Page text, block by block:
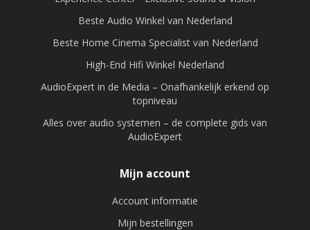
Beste Audio Winkel van Nederland
Beste Home Cinema Specialist van Nederland
High-End Hifi Winkel Nederland
AudioExpert in de Media – Onafhankelijk erkend op
topniveau
Alles over audio systemen – de complete gids van
AudioExpert
Mijn account
Account informatie
Mijn bestellingen